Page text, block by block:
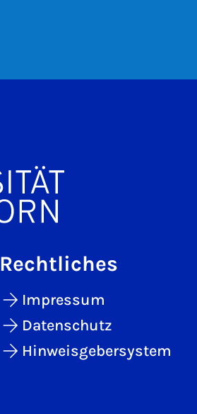
Rechtliches
Impressum
Datenschutz
Hinweisgebersystem